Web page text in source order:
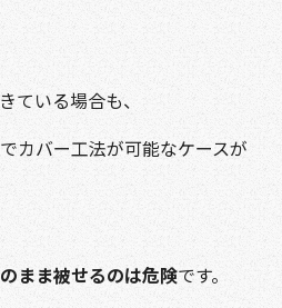
ている場合も、
カバー工法が可能なケースが
まま被せるのは危険です。